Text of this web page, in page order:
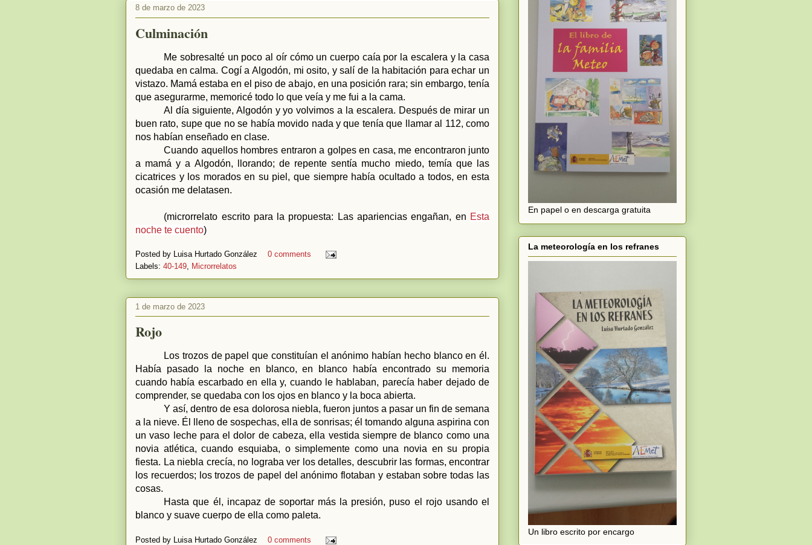
8 de marzo de 2023
Culminación
Me sobresalté un poco al oír cómo un cuerpo caía por la escalera y la casa
quedaba en calma. Cogí a Algodón, mi osito, y salí de la habitación para echar un
vistazo. Mamá estaba en el piso de abajo, en una posición rara; sin embargo, tenía
que asegurarme, memoricé todo lo que veía y me fui a la cama.
Al día siguiente, Algodón y yo volvimos a la escalera. Después de mirar un
buen rato, supe que no se había movido nada y que tenía que llamar al 112, como
nos habían enseñado en clase.
Cuando aquellos hombres entraron a golpes en casa, me encontraron junto
a mamá y a Algodón, llorando; de repente sentía mucho miedo, temía que las
cicatrices y los morados en su piel, que siempre había ocultado a todos, en esta
ocasión me delatasen.
(microrrelato escrito para la propuesta: Las apariencias engañan, en Esta
noche te cuento)
Posted by Luisa Hurtado González
0 comments
Labels: 40-149, Microrrelatos
1 de marzo de 2023
Rojo
Los trozos de papel que constituían el anónimo habían hecho blanco en él.
Había pasado la noche en blanco, en blanco había encontrado su memoria
cuando había escarbado en ella y, cuando le hablaban, parecía haber dejado de
comprender, se quedaba con los ojos en blanco y la boca abierta.
Y así, dentro de esa dolorosa niebla, fueron juntos a pasar un fin de semana
a la nieve. Él lleno de sospechas, ella de sonrisas; él tomando alguna aspirina con
un vaso leche para el dolor de cabeza, ella vestida siempre de blanco como una
novia atlética, cuando esquiaba, o simplemente como una novia en su propia
fiesta. La niebla crecía, no lograba ver los detalles, descubrir las formas, encontrar
los recuerdos; los trozos de papel del anónimo flotaban y estaban sobre todas las
cosas.
Hasta que él, incapaz de soportar más la presión, puso el rojo usando el
blanco y suave cuerpo de ella como paleta.
Posted by Luisa Hurtado González
0 comments
En papel o en descarga gratuita
La meteorología en los refranes
Un libro escrito por encargo